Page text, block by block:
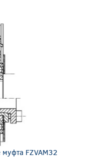
FZVAM32